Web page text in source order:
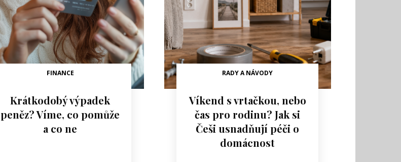
FINANCE
Krátkodobý výpadek
peněz? Víme, co pomůže
a co ne
RADY A NÁVODY
Víkend s vrtačkou, nebo
čas pro rodinu? Jak si
Češi usnadňují péči o
domácnost